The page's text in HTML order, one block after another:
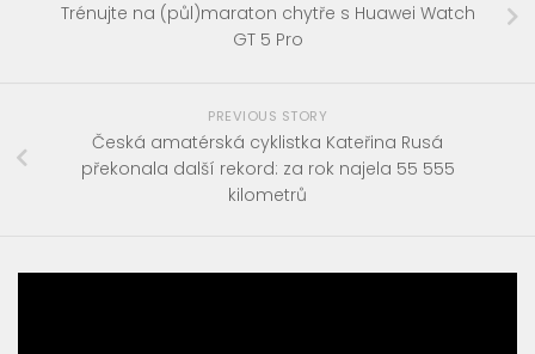
Trénujte na (půl)maraton chytře s Huawei Watch
GT 5 Pro
PREVIOUS STORY
Česká amatérská cyklistka Kateřina Rusá
překonala další rekord: za rok najela 55 555
kilometrů